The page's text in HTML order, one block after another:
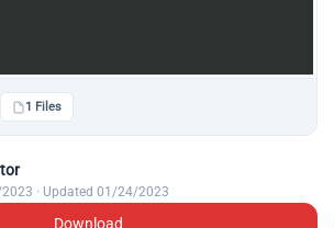
1 Files
· Updated 01/24/2023
Download